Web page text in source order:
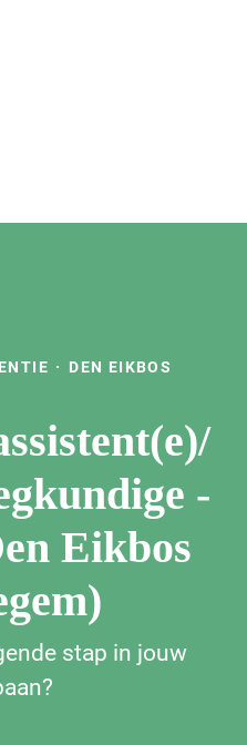
· DEN EIKBOS
-
Eikbos
stap in jouw